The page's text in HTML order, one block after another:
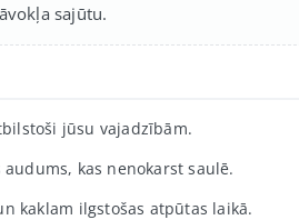
sajūtu.
jūsu vajadzībām.
kas nenokarst saulē.
kaklam ilgstošas atpūtas laikā.